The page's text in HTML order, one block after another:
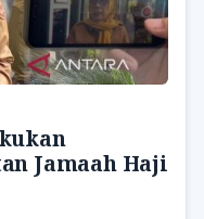
Jamaah Haji